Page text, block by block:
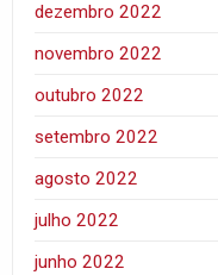
dezembro 2022
novembro 2022
outubro 2022
setembro 2022
agosto 2022
julho 2022
junho 2022